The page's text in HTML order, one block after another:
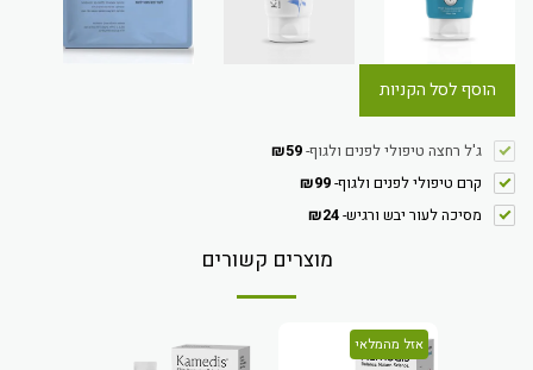
הוסף לסל הקניות
ג'ל רחצה טיפולי לפנים ולגוף-
₪59
קרם טיפולי לפנים ולגוף-
₪99
מסיכה לעור יבש ורגיש-
₪24
מוצרים קשורים
אזל מהמלאי